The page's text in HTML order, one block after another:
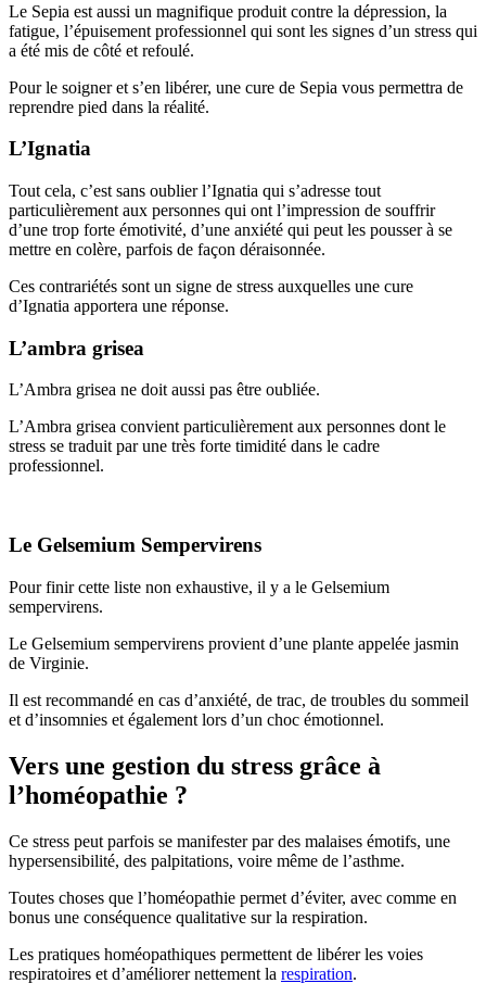
Le Sepia est aussi un magnifique produit contre la dépression, la
fatigue, l’épuisement professionnel qui sont les signes d’un stress qui
a été mis de côté et refoulé.
Pour le soigner et s’en libérer, une cure de Sepia vous permettra de
reprendre pied dans la réalité.
L’Ignatia
Tout cela, c’est sans oublier l’Ignatia qui s’adresse tout
particulièrement aux personnes qui ont l’impression de souffrir
d’une trop forte émotivité, d’une anxiété qui peut les pousser à se
mettre en colère, parfois de façon déraisonnée.
Ces contrariétés sont un signe de stress auxquelles une cure
d’Ignatia apportera une réponse.
L’ambra grisea
L’Ambra grisea ne doit aussi pas être oubliée.
L’Ambra grisea convient particulièrement aux personnes dont le
stress se traduit par une très forte timidité dans le cadre
professionnel.
Le Gelsemium Sempervirens
Pour finir cette liste non exhaustive, il y a le Gelsemium
sempervirens.
Le Gelsemium sempervirens provient d’une plante appelée jasmin
de Virginie.
Il est recommandé en cas d’anxiété, de trac, de troubles du sommeil
et d’insomnies et également lors d’un choc émotionnel.
Vers une gestion du stress grâce à
l’homéopathie ?
Ce stress peut parfois se manifester par des malaises émotifs, une
hypersensibilité, des palpitations, voire même de l’asthme.
Toutes choses que l’homéopathie permet d’éviter, avec comme en
bonus une conséquence qualitative sur la respiration.
Les pratiques homéopathiques permettent de libérer les voies
respiratoires et d’améliorer nettement la respiration.